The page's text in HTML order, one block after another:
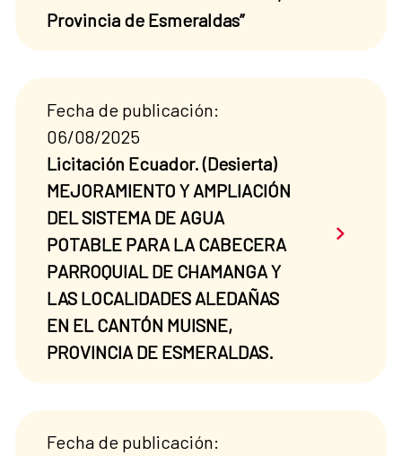
Provincia de Esmeraldas”
Fecha de publicación:
06/08/2025
Licitación Ecuador. (Desierta)
MEJORAMIENTO Y AMPLIACIÓN
DEL SISTEMA DE AGUA
POTABLE PARA LA CABECERA
PARROQUIAL DE CHAMANGA Y
LAS LOCALIDADES ALEDAÑAS
EN EL CANTÓN MUISNE,
PROVINCIA DE ESMERALDAS.
Saber
Fecha de publicación: